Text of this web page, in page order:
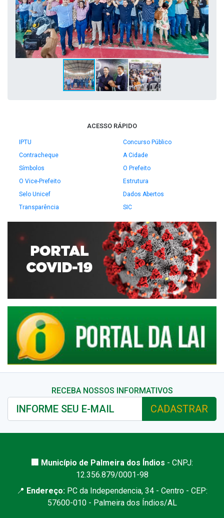
ACESSO RÁPIDO
IPTU
Concurso Público
Contracheque
A Cidade
Símbolos
O Prefeito
O Vice-Prefeito
Estrutura
Selo Unicef
Dados Abertos
Transparência
SIC
RECEBA NOSSOS INFORMATIVOS
CADASTRAR
🏢 Município de Palmeira dos Índios - CNPJ:
12.356.879/0001-98
📍 Endereço: PC da Independencia, 34 - Centro - CEP:
57600-010 - Palmeira dos Índios/AL